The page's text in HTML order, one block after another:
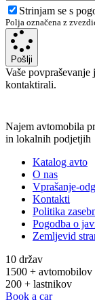
Strinjam se s
Polja označena z
Pošlji
Vaše
kontaktirali.
Najem avtomobila
in lokalnih podjetjih
Katalog avto
O nas
Vprašanje-
Kontakti
Politika
Pogodba o
Zemljevid
10 držav
1500 + avtomobilov
200 + lastnikov
Book a car